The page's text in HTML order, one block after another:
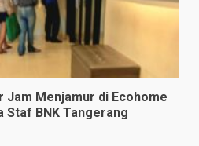
Jam Menjamur di Ecohome
Staf BNK Tangerang